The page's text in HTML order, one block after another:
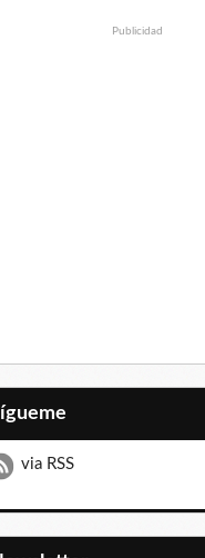
Publicidad
Sígueme
via RSS